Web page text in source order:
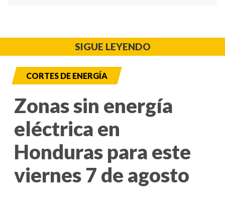
SIGUE LEYENDO
CORTES DE ENERGÍA
Zonas sin energía
eléctrica en
Honduras para este
viernes 7 de agosto